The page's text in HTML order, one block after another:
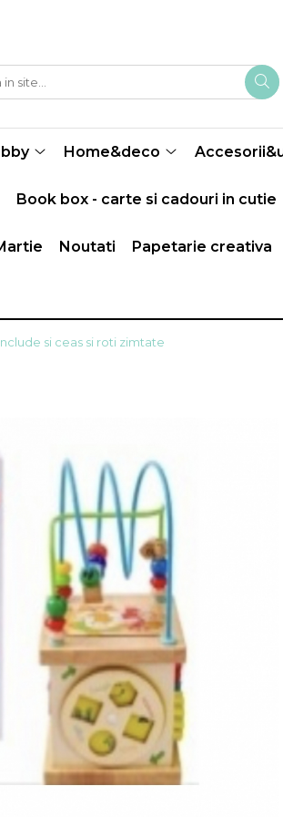
Home&deco
Book box - carte si cadouri in cutie
Noutati Papetarie creativa
si ceas si roti zimtate